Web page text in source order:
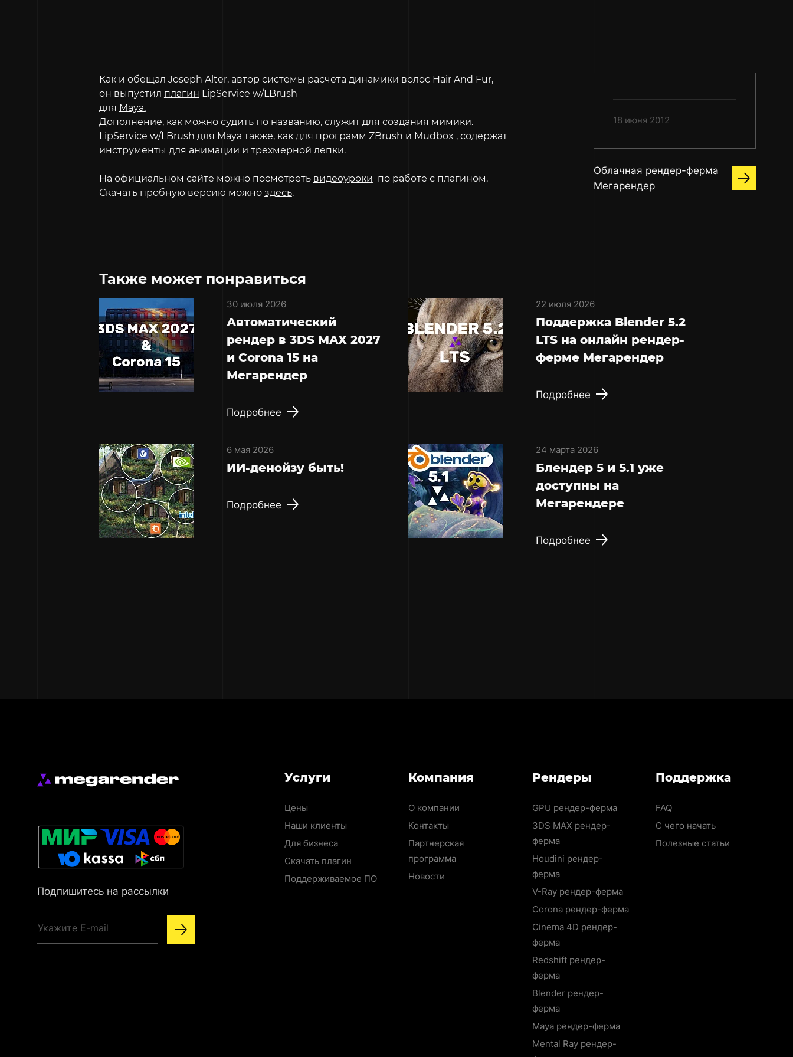
Как и обещал Joseph Alter, автор системы расчета динамики волос Hair And Fur,
он выпустил плагин LipService w/LBrush
для Maya.
Дополнение, как можно судить по названию, служит для создания мимики.
LipService w/LBrush для Maya также, как для программ ZBrush и Mudbox , содержат
инструменты для анимации и трехмерной лепки.
На официальном сайте можно посмотреть видеоуроки по работе с плагином.
Скачать пробную версию можно здесь.
18 июня 2012
Облачная рендер-ферма
Мегарендер
Также может понравиться
30 июля 2026
Автоматический
рендер в 3DS MAX 2027
и Corona 15 на
Мегарендер
Подробнее
22 июля 2026
Поддержка Blender 5.2
LTS на онлайн рендер-
ферме Мегарендер
Подробнее
6 мая 2026
ИИ-денойзу быть!
Подробнее
24 марта 2026
Блендер 5 и 5.1 уже
доступны на
Мегарендере
Подробнее
Подпишитесь на рассылки
Меню
раздела
Услуги
Цены
Наши клиенты
Для бизнеса
Скачать плагин
Поддерживаемое ПО
Компания
О компании
Контакты
Партнерская
программа
Новости
Рендеры
GPU рендер-ферма
3DS MAX рендер-
ферма
Houdini рендер-
ферма
V-Ray рендер-ферма
Corona рендер-ферма
Cinema 4D рендер-
ферма
Redshift рендер-
ферма
Blender рендер-
ферма
Maya рендер-ферма
Mental Ray рендер-
Поддержка
FAQ
С чего начать
Полезные статьи